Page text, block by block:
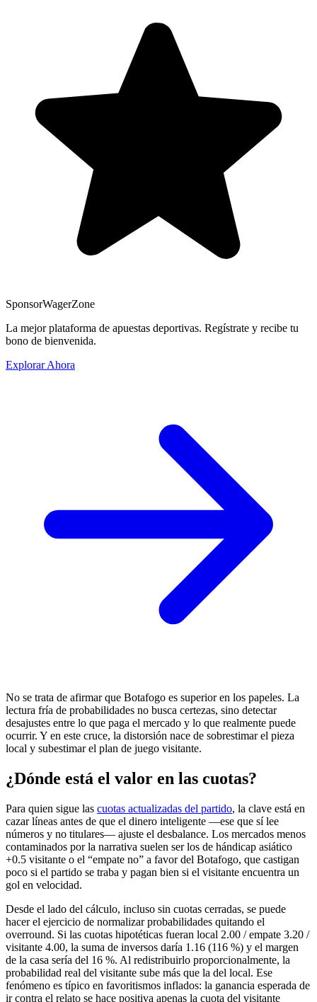
SponsorWagerZone
La mejor plataforma de apuestas deportivas. Regístrate y recibe tu
bono de bienvenida.
Explorar Ahora
No se trata de afirmar que Botafogo es superior en los papeles. La
lectura fría de probabilidades no busca certezas, sino detectar
desajustes entre lo que paga el mercado y lo que realmente puede
ocurrir. Y en este cruce, la distorsión nace de sobrestimar el pieza
local y subestimar el plan de juego visitante.
¿Dónde está el valor en las cuotas?
Para quien sigue las cuotas actualizadas del partido, la clave está en
cazar líneas antes de que el dinero inteligente —ese que sí lee
números y no titulares— ajuste el desbalance. Los mercados menos
contaminados por la narrativa suelen ser los de hándicap asiático
+0.5 visitante o el “empate no” a favor del Botafogo, que castigan
poco si el partido se traba y pagan bien si el visitante encuentra un
gol en velocidad.
Desde el lado del cálculo, incluso sin cuotas cerradas, se puede
hacer el ejercicio de normalizar probabilidades quitando el
overround. Si las cuotas hipotéticas fueran local 2.00 / empate 3.20 /
visitante 4.00, la suma de inversos daría 1.16 (116 %) y el margen
de la casa sería del 16 %. Al redistribuirlo proporcionalmente, la
probabilidad real del visitante sube más que la del local. Ese
fenómeno es típico en favoritismos inflados: la ganancia esperada de
ir contra el relato se hace positiva apenas la cuota del visitante